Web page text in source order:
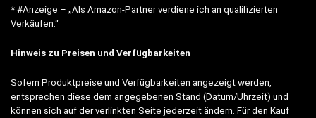
* #Anzeige – „Als Amazon-Partner verdiene ich an qualifizierten
Verkäufen.“
Hinweis zu Preisen und Verfügbarkeiten
Sofern Produktpreise und Verfügbarkeiten angezeigt werden,
entsprechen diese dem angegebenen Stand (Datum/Uhrzeit) und
können sich auf der verlinkten Seite jederzeit ändern. Für den Kauf